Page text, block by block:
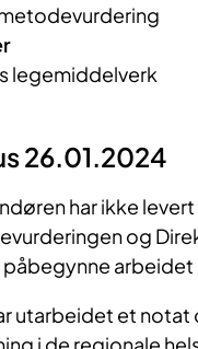
legemiddelverk
26.01.2024
har ikke
og
påbegynne
utarbeidet et
i de regionale